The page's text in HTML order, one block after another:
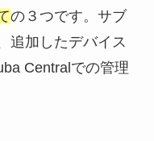
の３つです。サブ
追加したデバイス
Centralでの管理